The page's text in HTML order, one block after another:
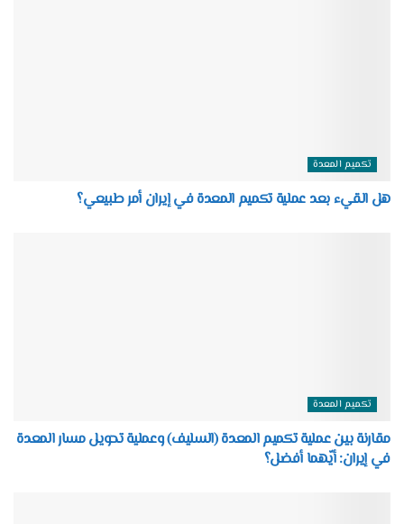
تكميم المعدة
هل القيء بعد عملية تكميم المعدة في إيران أمر طبيعي؟
تكميم المعدة
مقارنة بين عملية تكميم المعدة (السليف) وعملية تحويل مسار المعدة
في إيران: أيّهما أفضل؟